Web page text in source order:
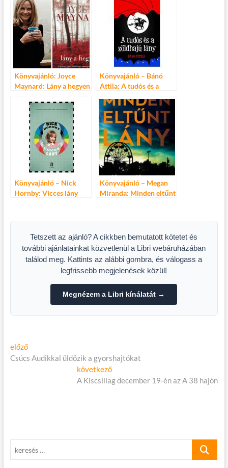
Könyvajánló: Joyce
Maynard: Lány a hegyen
Könyvajánló – Bánó
Attila: A tudós és a
Könyvajánló – Nick
Hornby: Vicces lány
Könyvajánló – Megan
Miranda: Minden eltűnt
Tetszett az ajánló? A cikkben bemutatott kötetet és
további ajánlatainkat közvetlenül a Libri webáruházában
találod meg. Kattints az alábbi gombra, és válogass a
legfrissebb megjelenések közül!
Megnézem a Libri kínálatát →
Bejegyzés
navigáció
előzőElőző
cikk:
Csúcs Audikkal üldözik a gyorshajtókat
következőKövetkező
cikk:
A Kiscsillag december 19-én az A 38 hajón
keresés